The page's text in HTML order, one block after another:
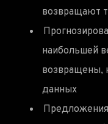
возвращают
наибольшей
возвращены,
данных